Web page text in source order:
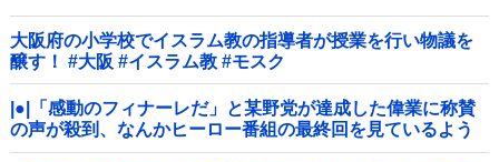
大阪府の小学校でイスラム教の指導者が授業を行い物議を
醸す！ #大阪 #イスラム教 #モスク
|●|「感動のフィナーレだ」と某野党が達成した偉業に称賛
の声が殺到、なんかヒーロー番組の最終回を見ているよう
な気分に……